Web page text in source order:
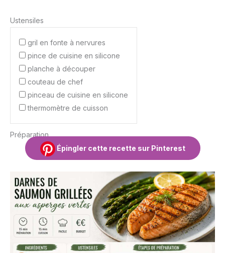
Ustensiles
gril en fonte à nervures
pince de cuisine en silicone
planche à découper
couteau de chef
pinceau de cuisine en silicone
thermomètre de cuisson
Préparation
Épingler cette recette sur Pinterest